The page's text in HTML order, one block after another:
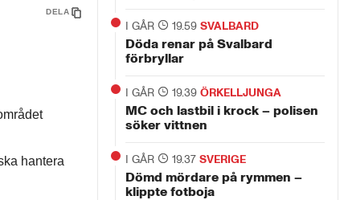
DELA
hantera
I GÅR 19.59SVALBARD
Döda renar på Svalbard
förbryllar
I GÅR 19.39ÖRKELLJUNGA
MC och lastbil i krock – polisen
söker vittnen
I GÅR 19.37SVERIGE
Dömd mördare på rymmen –
klippte fotboja